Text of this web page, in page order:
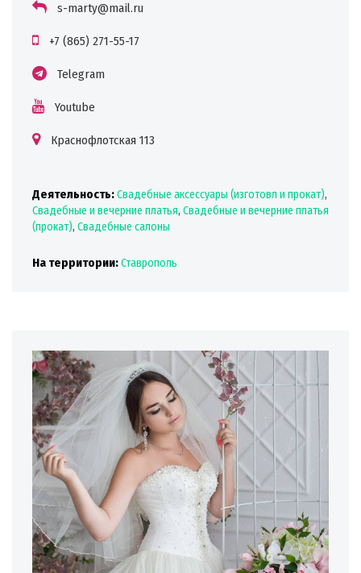
s-marty@mail.ru
+7 (865) 271-55-17
Telegram
Youtube
Краснофлотская 113
Деятельность:Свадебные аксессуары (изготовл и прокат),
Свадебные и вечерние платья, Свадебные и вечерние платья
(прокат), Свадебные салоны
На территории:Ставрополь